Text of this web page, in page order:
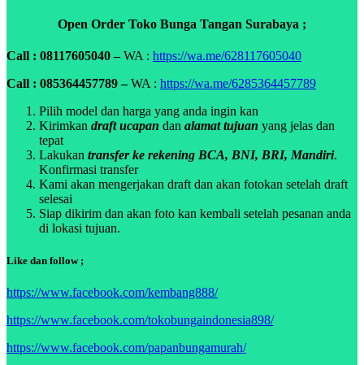
Open Order Toko Bunga Tangan Surabaya ;
Call : 08117605040 –WA : https://wa.me/628117605040
Call : 085364457789 –WA : https://wa.me/6285364457789
Pilih model dan harga yang anda ingin kan
Kirimkan draft ucapan dan alamat tujuan yang jelas dan
tepat
Lakukan transfer ke rekening BCA, BNI, BRI, Mandiri.
Konfirmasi transfer
Kami akan mengerjakan draft dan akan fotokan setelah draft
selesai
Siap dikirim dan akan foto kan kembali setelah pesanan anda
di lokasi tujuan.
Like dan follow ;
https://www.facebook.com/kembang888/
https://www.facebook.com/tokobungaindonesia898/
https://www.facebook.com/papanbungamurah/